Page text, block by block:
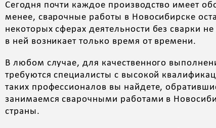
Сегодня почти каждое производство имеет
менее, сварочные работы в Новосибирске
некоторых сферах деятельности без сварки
в ней возникает только время от времени.
В любом случае, для качественного
требуются специалисты с высокой
таких профессионалов вы найдете,
занимаемся сварочными работами в
страны.